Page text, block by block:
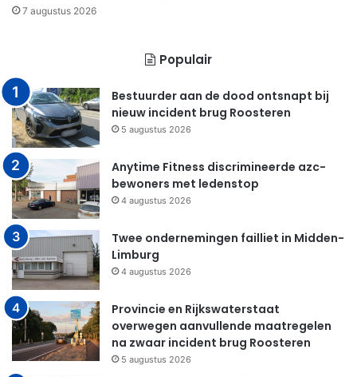
7 augustus 2026
Populair
Bestuurder aan de dood ontsnapt bij
nieuw incident brug Roosteren
5 augustus 2026
Anytime Fitness discrimineerde azc-
bewoners met ledenstop
4 augustus 2026
Twee ondernemingen failliet in Midden-
Limburg
4 augustus 2026
Provincie en Rijkswaterstaat
overwegen aanvullende maatregelen
na zwaar incident brug Roosteren
5 augustus 2026